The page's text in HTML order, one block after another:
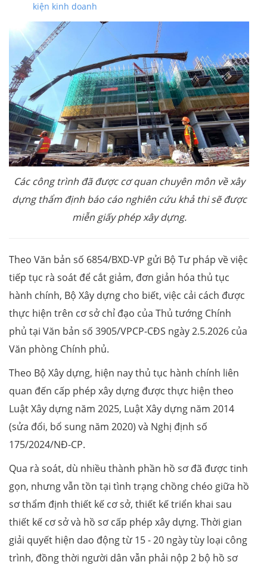
kiện kinh doanh
Các công trình đã được cơ quan chuyên môn về xây
dựng thẩm định báo cáo nghiên cứu khả thi sẽ được
miễn giấy phép xây dựng.
Theo Văn bản số 6854/BXD-VP gửi Bộ Tư pháp về việc
tiếp tục rà soát để cắt giảm, đơn giản hóa thủ tục
hành chính, Bộ Xây dựng cho biết, việc cải cách được
thực hiện trên cơ sở chỉ đạo của Thủ tướng Chính
phủ tại Văn bản số 3905/VPCP-CĐS ngày 2.5.2026 của
Văn phòng Chính phủ.
Theo Bộ Xây dựng, hiện nay thủ tục hành chính liên
quan đến cấp phép xây dựng được thực hiện theo
Luật Xây dựng năm 2025, Luật Xây dựng năm 2014
(sửa đổi, bổ sung năm 2020) và Nghị định số
175/2024/NĐ-CP.
Qua rà soát, dù nhiều thành phần hồ sơ đã được tinh
gọn, nhưng vẫn tồn tại tình trạng chồng chéo giữa hồ
sơ thẩm định thiết kế cơ sở, thiết kế triển khai sau
thiết kế cơ sở và hồ sơ cấp phép xây dựng. Thời gian
giải quyết hiện dao động từ 15 - 20 ngày tùy loại công
trình, đồng thời người dân vẫn phải nộp 2 bộ hồ sơ